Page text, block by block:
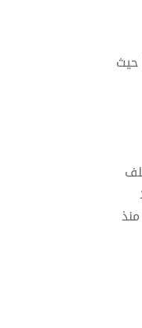
وتتوزع الحكايات على"72" كتابا حيث